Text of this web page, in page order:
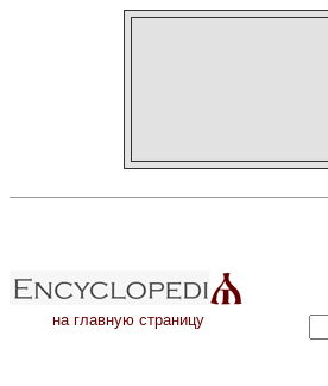
на главную страницу